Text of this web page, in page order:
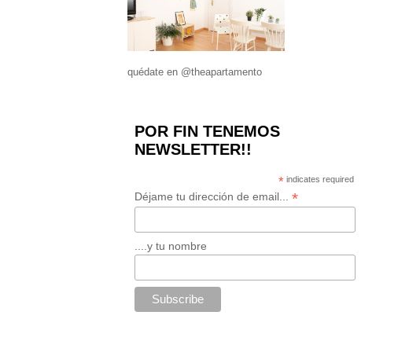
quédate en @theapartamento
POR FIN TENEMOS
NEWSLETTER!!
* indicates required
Déjame tu dirección de email... *
....y tu nombre